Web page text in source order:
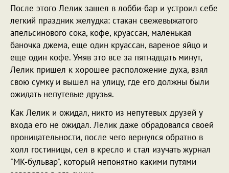
После этого Лелик зашел в лобби-бар и устроил себе
легкий праздник желудка: стакан свежевыжатого
апельсинового сока, кофе, круассан, маленькая
баночка джема, еще один круассан, вареное яйцо и
еще один кофе. Умяв это все за пятнадцать минут,
Лелик пришел к хорошее расположение духа, взял
свою сумку и вышел на улицу, где его должны были
ожидать непутевые друзья.
Как Лелик и ожидал, никто из непутевых друзей у
входа его не ожидал. Лелик даже обрадовался своей
проницательности, после чего вернулся обратно в
холл гостиницы, сел в кресло и стал изучать журнал
"МК-бульвар", который непонятно какими путями